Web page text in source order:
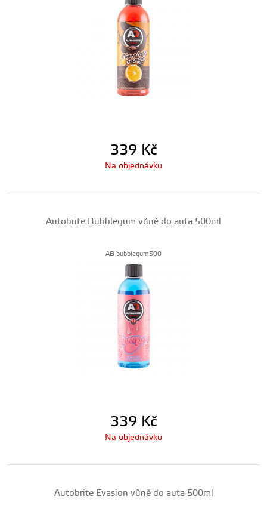
339 Kč
Na objednávku
Autobrite Bubblegum vůně do auta 500ml
AB-bubblegum500
339 Kč
Na objednávku
Autobrite Evasion vůně do auta 500ml